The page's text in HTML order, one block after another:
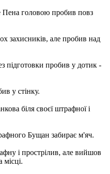
Пена головою пробив повз
захисників, але пробив над
підготовки пробив у дотик -
у стінку.
біля своєї штрафної і
Бущан забирає м'яч.
і прострілив, але вийшов
місці.